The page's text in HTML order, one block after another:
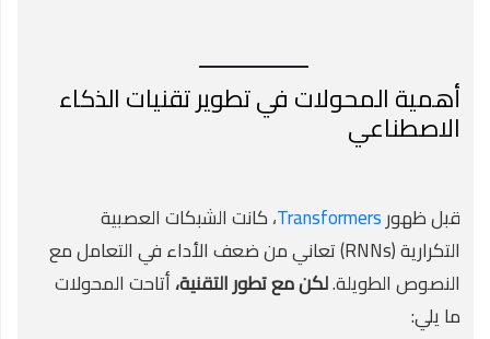
أهمية المحولات في تطوير تقنيات الذكاء
الاصطناعي
قبل ظهورTransformers، كانت الشبكات العصبية
التكرارية (RNNs) تعاني من ضعف الأداء في التعامل مع
النصوص الطويلة.لكن مع تطور التقنية،أتاحت المحولات
ما يلي: